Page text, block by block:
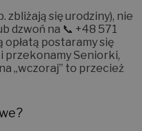
zbliżają się urodziny), nie
dzwoń na 📞 +48 571
opłatą postaramy się
przekonamy Seniorki,
„wczoraj” to przecież